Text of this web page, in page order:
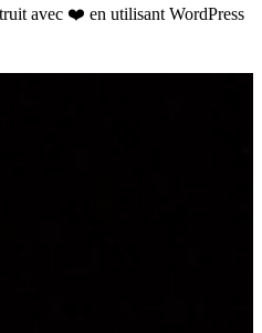
avec ❤️ en utilisant WordPress